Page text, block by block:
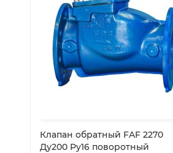
Клапан обратный FAF 2270
Ду200 Ру16 поворотный